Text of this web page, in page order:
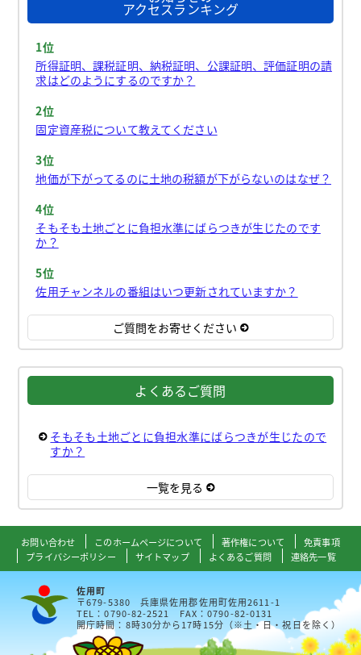
アクセスランキング
1位
所得証明、課税証明、納税証明、公課証明、評価証明の請
求はどのようにするのですか？
2位
固定資産税について教えてください
3位
地価が下がってるのに土地の税額が下がらないのはなぜ？
4位
そもそも土地ごとに負担水準にばらつきが生じたのです
か？
5位
佐用チャンネルの番組はいつ更新されていますか？
ご質問をお寄せください
よくあるご質問
そもそも土地ごとに負担水準にばらつきが生じたので
すか？
一覧を見る
お問い合わせ このホームページについて 著作権について
免責事項
プライバシーポリシー
サイトマップ よくあるご質問 連絡先一覧
佐用町
〒679-5380 兵庫県佐用郡佐用町佐用2611-1
TEL：0790-82-2521 FAX：0790-82-0131
開庁時間：8時30分から17時15分（※土・日・祝日を除く）